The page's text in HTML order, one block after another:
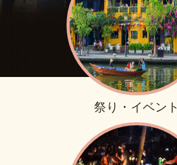
祭り・イベント